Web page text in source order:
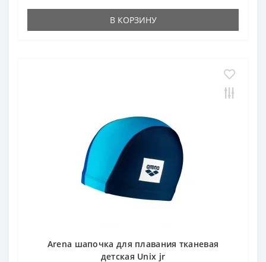
В КОРЗИНУ
Arena шапочка для плавания тканевая
детская Unix jr